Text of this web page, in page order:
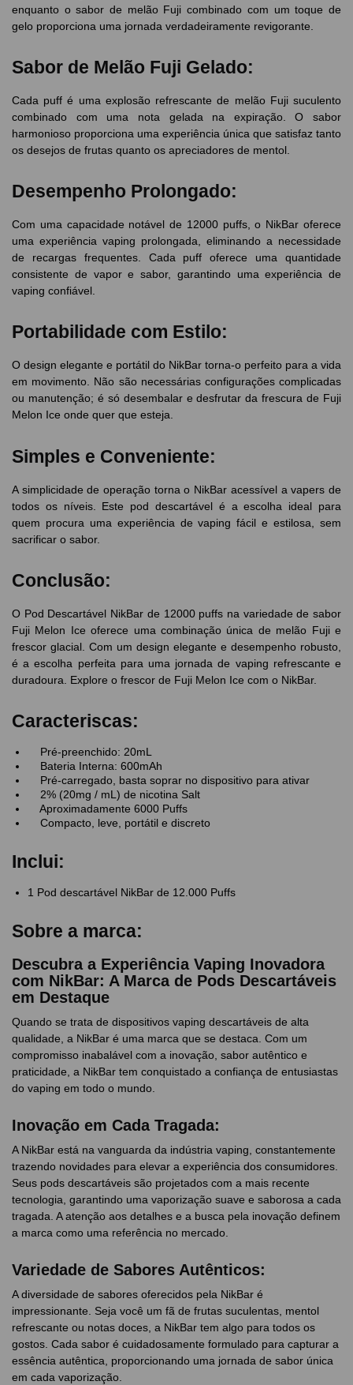
enquanto o sabor de melão Fuji combinado com um toque de
gelo proporciona uma jornada verdadeiramente revigorante.
Sabor de Melão Fuji Gelado:
Cada puff é uma explosão refrescante de melão Fuji suculento
combinado com uma nota gelada na expiração. O sabor
harmonioso proporciona uma experiência única que satisfaz tanto
os desejos de frutas quanto os apreciadores de mentol.
Desempenho Prolongado:
Com uma capacidade notável de 12000 puffs, o NikBar oferece
uma experiência vaping prolongada, eliminando a necessidade
de recargas frequentes. Cada puff oferece uma quantidade
consistente de vapor e sabor, garantindo uma experiência de
vaping confiável.
Portabilidade com Estilo:
O design elegante e portátil do NikBar torna-o perfeito para a vida
em movimento. Não são necessárias configurações complicadas
ou manutenção; é só desembalar e desfrutar da frescura de Fuji
Melon Ice onde quer que esteja.
Simples e Conveniente:
A simplicidade de operação torna o NikBar acessível a vapers de
todos os níveis. Este pod descartável é a escolha ideal para
quem procura uma experiência de vaping fácil e estilosa, sem
sacrificar o sabor.
Conclusão:
O Pod Descartável NikBar de 12000 puffs na variedade de sabor
Fuji Melon Ice oferece uma combinação única de melão Fuji e
frescor glacial. Com um design elegante e desempenho robusto,
é a escolha perfeita para uma jornada de vaping refrescante e
duradoura. Explore o frescor de Fuji Melon Ice com o NikBar.
Caracteriscas:
Pré-preenchido: 20mL
Bateria Interna: 600mAh
Pré-carregado, basta soprar no dispositivo para ativar
2% (20mg / mL) de nicotina Salt
Aproximadamente 6000 Puffs
Compacto, leve, portátil e discreto
Inclui:
1 Pod descartável NikBar de 12.000 Puffs
Sobre a marca:
Descubra a Experiência Vaping Inovadora
com NikBar: A Marca de Pods Descartáveis
em Destaque
Quando se trata de dispositivos vaping descartáveis de alta
qualidade, a NikBar é uma marca que se destaca. Com um
compromisso inabalável com a inovação, sabor autêntico e
praticidade, a NikBar tem conquistado a confiança de entusiastas
do vaping em todo o mundo.
Inovação em Cada Tragada:
A NikBar está na vanguarda da indústria vaping, constantemente
trazendo novidades para elevar a experiência dos consumidores.
Seus pods descartáveis são projetados com a mais recente
tecnologia, garantindo uma vaporização suave e saborosa a cada
tragada. A atenção aos detalhes e a busca pela inovação definem
a marca como uma referência no mercado.
Variedade de Sabores Autênticos:
A diversidade de sabores oferecidos pela NikBar é
impressionante. Seja você um fã de frutas suculentas, mentol
refrescante ou notas doces, a NikBar tem algo para todos os
gostos. Cada sabor é cuidadosamente formulado para capturar a
essência autêntica, proporcionando uma jornada de sabor única
em cada vaporização.